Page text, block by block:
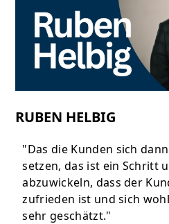
RUBEN HELBIG
"Das die Kunden sich
setzen, das ist ein Schritt
abzuwickeln, dass der
zufrieden ist und sich
sehr geschätzt."